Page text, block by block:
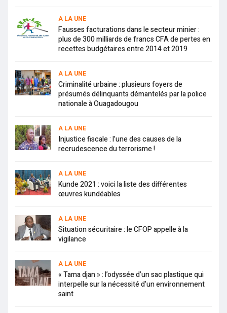
A LA UNE
Fausses facturations dans le secteur minier :
plus de 300 milliards de francs CFA de pertes en
recettes budgétaires entre 2014 et 2019
A LA UNE
Criminalité urbaine : plusieurs foyers de
présumés délinquants démantelés par la police
nationale à Ouagadougou
A LA UNE
Injustice fiscale : l’une des causes de la
recrudescence du terrorisme !
A LA UNE
Kunde 2021 : voici la liste des différentes
œuvres kundéables
A LA UNE
Situation sécuritaire : le CFOP appelle à la
vigilance
A LA UNE
« Tama djan » : l’odyssée d’un sac plastique qui
interpelle sur la nécessité d’un environnement
saint